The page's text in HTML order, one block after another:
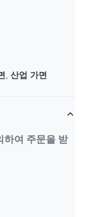
산업 가면
하여 주문을 받